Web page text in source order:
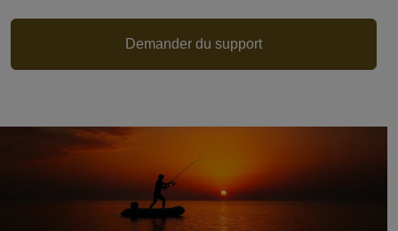
Demander du support